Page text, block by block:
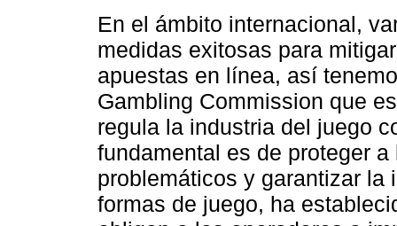
En el ámbito internacional,
medidas exitosas para
apuestas en línea, así
Gambling Commission que
regula la industria del juego
fundamental es de proteger
problemáticos y garantizar la
formas de juego, ha